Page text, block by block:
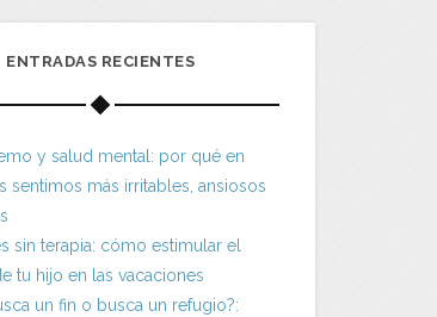
ENTRADAS RECIENTES
y salud mental: por qué en
sentimos más irritables, ansiosos
sin terapia: cómo estimular el
tu hijo en las vacaciones
un fin o busca un refugio?: